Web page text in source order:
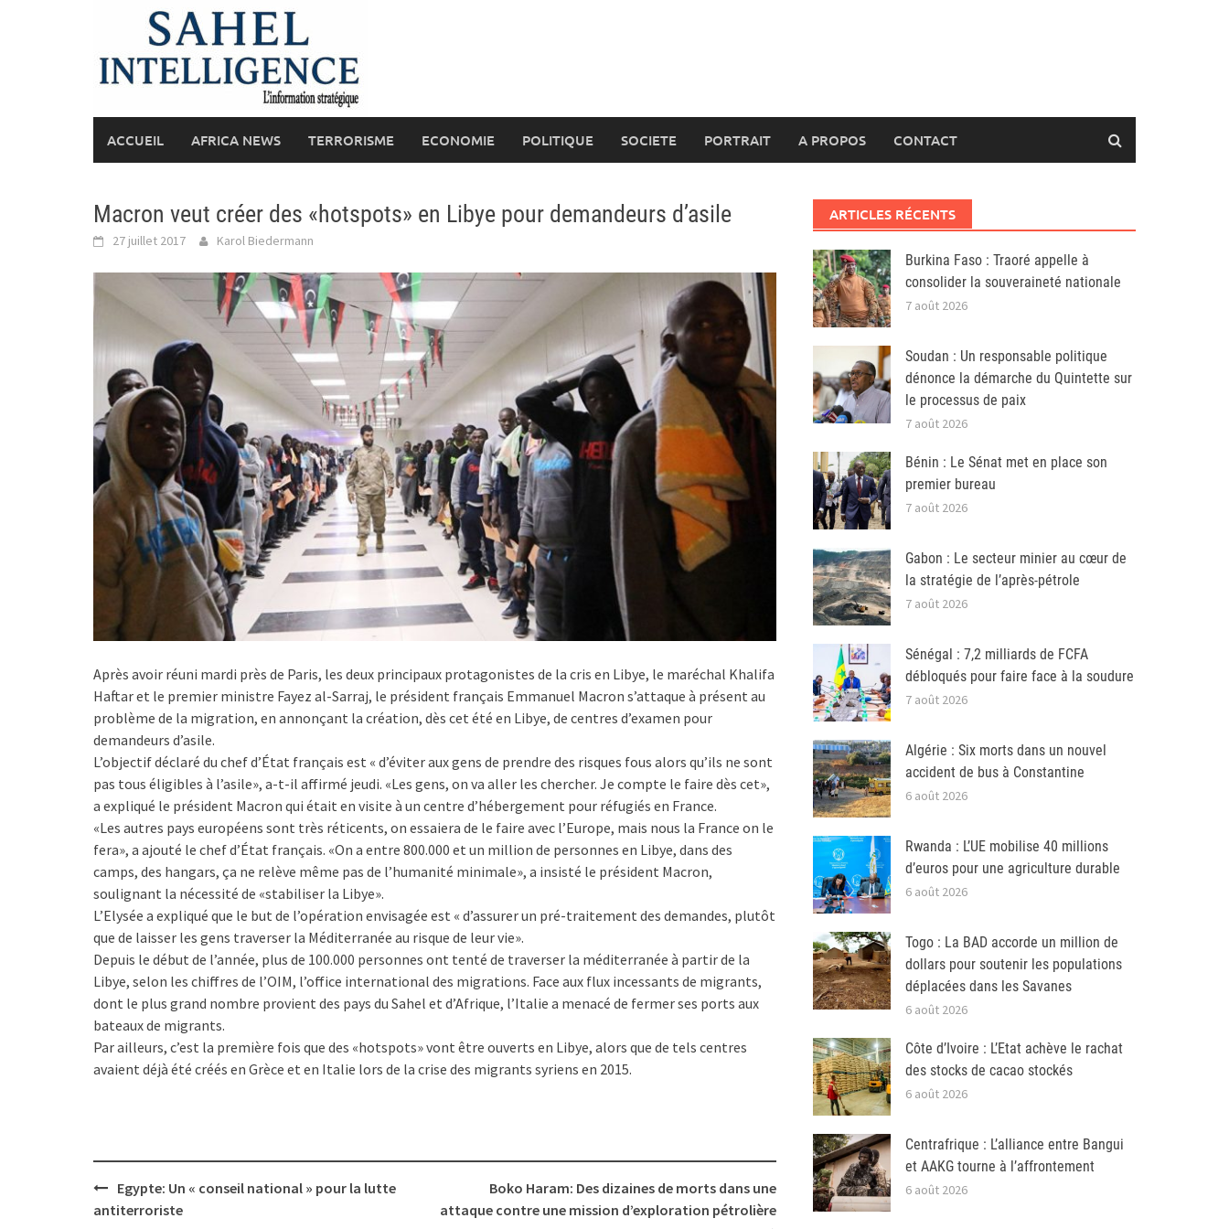
ACCUEIL AFRICA NEWS TERRORISME ECONOMIE POLITIQUE SOCIETE PORTRAIT A PROPOS CONTACT
Macron veut créer des «hotspots» en Libye pour demandeurs d’asile
27 juillet 2017 Karol Biedermann
Après avoir réuni mardi près de Paris, les deux principaux protagonistes de la cris en Libye, le maréchal Khalifa
Haftar et le premier ministre Fayez al-Sarraj, le président français Emmanuel Macron s’attaque à présent au
problème de la migration, en annonçant la création, dès cet été en Libye, de centres d’examen pour
demandeurs d’asile.
L’objectif déclaré du chef d’État français est « d’éviter aux gens de prendre des risques fous alors qu’ils ne sont
pas tous éligibles à l’asile», a-t-il affirmé jeudi. «Les gens, on va aller les chercher. Je compte le faire dès cet»,
a expliqué le président Macron qui était en visite à un centre d’hébergement pour réfugiés en France.
«Les autres pays européens sont très réticents, on essaiera de le faire avec l’Europe, mais nous la France on le
fera», a ajouté le chef d’État français. «On a entre 800.000 et un million de personnes en Libye, dans des
camps, des hangars, ça ne relève même pas de l’humanité minimale», a insisté le président Macron,
soulignant la nécessité de «stabiliser la Libye».
L’Elysée a expliqué que le but de l’opération envisagée est « d’assurer un pré-traitement des demandes, plutôt
que de laisser les gens traverser la Méditerranée au risque de leur vie».
Depuis le début de l’année, plus de 100.000 personnes ont tenté de traverser la méditerranée à partir de la
Libye, selon les chiffres de l’OIM, l’office international des migrations. Face aux flux incessants de migrants,
dont le plus grand nombre provient des pays du Sahel et d’Afrique, l’Italie a menacé de fermer ses ports aux
bateaux de migrants.
Par ailleurs, c’est la première fois que des «hotspots» vont être ouverts en Libye, alors que de tels centres
avaient déjà été créés en Grèce et en Italie lors de la crise des migrants syriens en 2015.
Post
navigation
Egypte: Un « conseil national » pour la lutte
antiterroriste
Boko Haram: Des dizaines de morts dans une
attaque contre une mission d’exploration pétrolière
ARTICLES RÉCENTS
Burkina Faso : Traoré appelle à
consolider la souveraineté nationale
7 août 2026
Soudan : Un responsable politique
dénonce la démarche du Quintette sur
le processus de paix
7 août 2026
Bénin : Le Sénat met en place son
premier bureau
7 août 2026
Gabon : Le secteur minier au cœur de
la stratégie de l’après-pétrole
7 août 2026
Sénégal : 7,2 milliards de FCFA
débloqués pour faire face à la soudure
7 août 2026
Algérie : Six morts dans un nouvel
accident de bus à Constantine
6 août 2026
Rwanda : L’UE mobilise 40 millions
d’euros pour une agriculture durable
6 août 2026
Togo : La BAD accorde un million de
dollars pour soutenir les populations
déplacées dans les Savanes
6 août 2026
Côte d’Ivoire : L’Etat achève le rachat
des stocks de cacao stockés
6 août 2026
Centrafrique : L’alliance entre Bangui
et AAKG tourne à l’affrontement
6 août 2026